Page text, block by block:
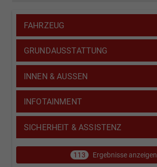
FAHRZEUG
GRUNDAUSSTATTUNG
INNEN & AUSSEN
INFOTAINMENT
SICHERHEIT & ASSISTENZ
113 Ergebnisse anzeigen